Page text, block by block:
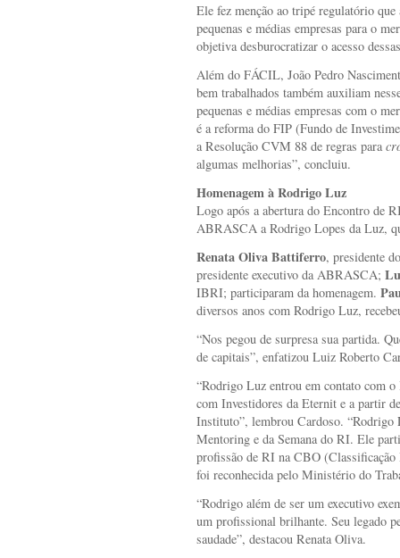
Ele fez menção ao tripé regulatório
pequenas e médias empresas para o
objetiva desburocratizar o acesso
Além do FÁCIL, João Pedro
bem trabalhados também auxiliam
pequenas e médias empresas com o
é a reforma do FIP (Fundo de
a Resolução CVM 88 de regras para
algumas melhorias”, concluiu.
Homenagem à Rodrigo Luz
Logo após a abertura do Encontro de
ABRASCA a Rodrigo Lopes da Luz,
Renata Oliva Battiferro, presidente
presidente executivo da ABRASCA;
IBRI; participaram da homenagem.
diversos anos com Rodrigo Luz,
“Nos pegou de surpresa sua partida.
de capitais”, enfatizou Luiz Roberto
“Rodrigo Luz entrou em contato com
com Investidores da Eternit e a partir
Instituto”, lembrou Cardoso.
Mentoring e da Semana do RI. Ele
profissão de RI na CBO
foi reconhecida pelo Ministério do
“Rodrigo além de ser um executivo
um profissional brilhante. Seu legado
saudade”, destacou Renata Oliva.